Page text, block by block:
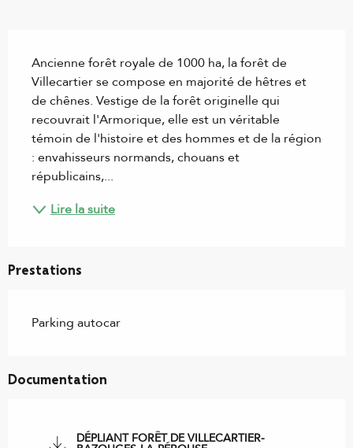
Ancienne forêt royale de 1000 ha, la forêt de
Villecartier se compose en majorité de hêtres et
de chênes. Vestige de la forêt originelle qui
recouvrait l'Armorique, elle est un véritable
témoin de l'histoire et des hommes et de la région
: envahisseurs normands, chouans et
républicains,...
Lire la suite
Prestations
Parking autocar
Documentation
DÉPLIANT FORÊT DE VILLECARTIER-